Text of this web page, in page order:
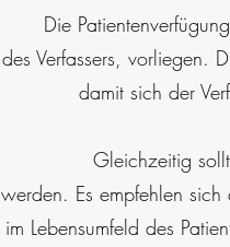
Die
des Verfassers, vorliegen.
damit sich der
Gleichzeitig
werden. Es empfehlen
im Lebensumfeld des